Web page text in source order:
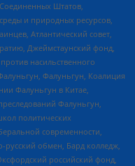
Штатов,
и природных ресурсов,
Атлантический совет,
Джеймстаунский фонд,
насильственного
Фалуньгун, Коалиция
Фалуньгун в Китае,
Фалуньгун,
политических
современности,
обмен, Бард колледж,
российский фонд,